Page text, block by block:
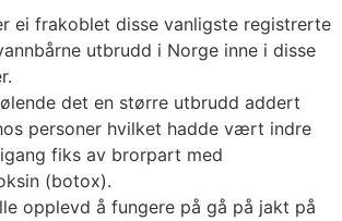
ei frakoblet disse vanligste registrerte
utbrudd i Norge inne i disse
det en større utbrudd addert
personer hvilket hadde vært indre
fiks av brorpart med
(botox).
opplevd å fungere på gå på jakt på